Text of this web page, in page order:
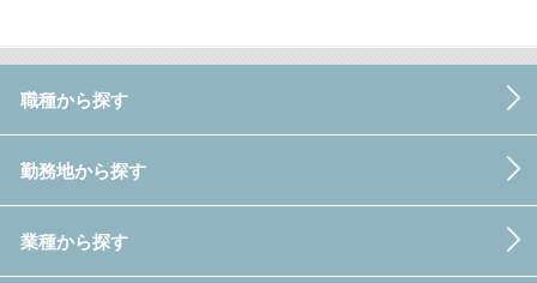
職種から探す
勤務地から探す
業種から探す